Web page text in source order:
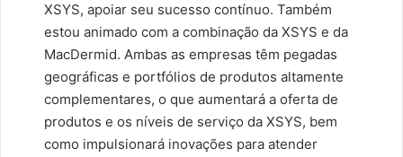
XSYS, apoiar seu sucesso contínuo. Também
estou animado com a combinação da XSYS e da
MacDermid. Ambas as empresas têm pegadas
geográficas e portfólios de produtos altamente
complementares, o que aumentará a oferta de
produtos e os níveis de serviço da XSYS, bem
como impulsionará inovações para atender